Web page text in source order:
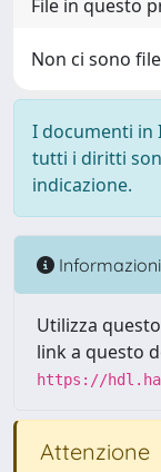
File in questo
Non ci sono
I documenti in
tutti i diritti
indicazione.
Informazioni
Utilizza
link a questo
https://
Attenzione